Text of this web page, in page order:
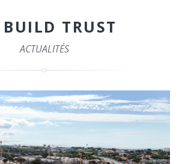
TRUST
ACTUALITÉS